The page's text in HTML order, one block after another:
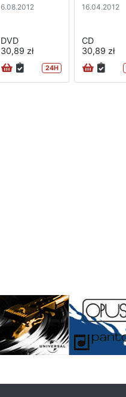
6.08.2012
DVD
30,89 zł
24H
16.04.2012
CD
30,89 zł